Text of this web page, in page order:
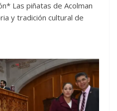
Las piñatas de Acolman
y tradición cultural de